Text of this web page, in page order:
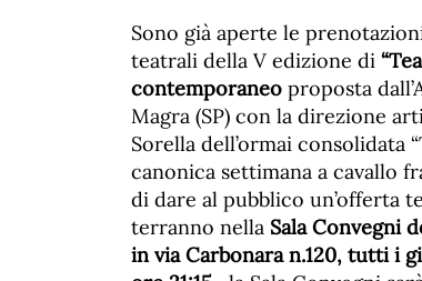
Sono già aperte le
teatrali della V edizione di
contemporaneo proposta
Magra (SP) con la direzione
Sorella dell’ormai consolidata
canonica settimana a cavallo
di dare al pubblico un’offerta
terranno nella Sala Convegni
in via Carbonara n.120, tutti i